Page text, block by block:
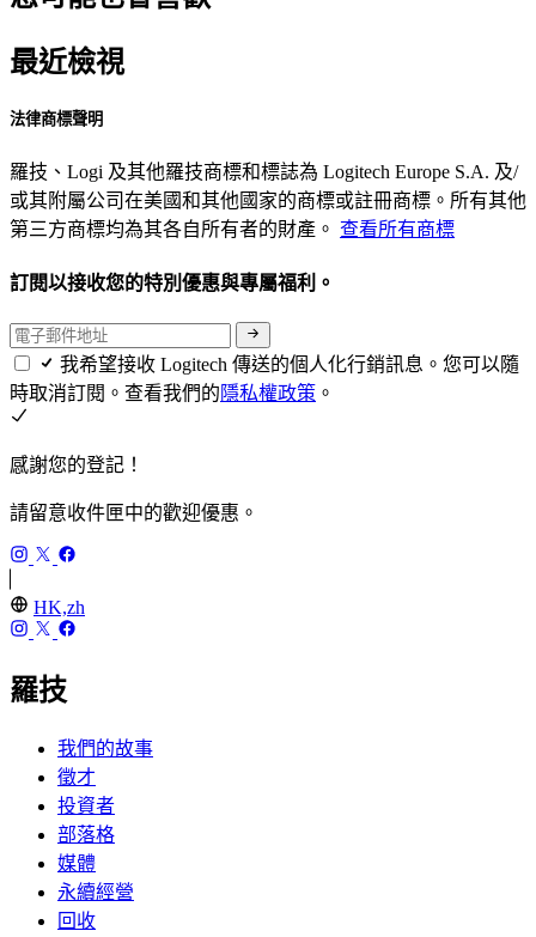
最近檢視
法律商標聲明
羅技、Logi 及其他羅技商標和標誌為 Logitech Europe S.A. 及/
或其附屬公司在美國和其他國家的商標或註冊商標。所有其他
第三方商標均為其各自所有者的財產。 查看所有商標
訂閱以接收您的特別優惠與專屬福利。
我希望接收 Logitech 傳送的個人化行銷訊息。您可以隨
時取消訂閱。查看我們的隱私權政策 。
感謝您的登記！
請留意收件匣中的歡迎優惠。
HK,zh
羅技
我們的故事
徵才
投資者
部落格
媒體
永續經營
回收